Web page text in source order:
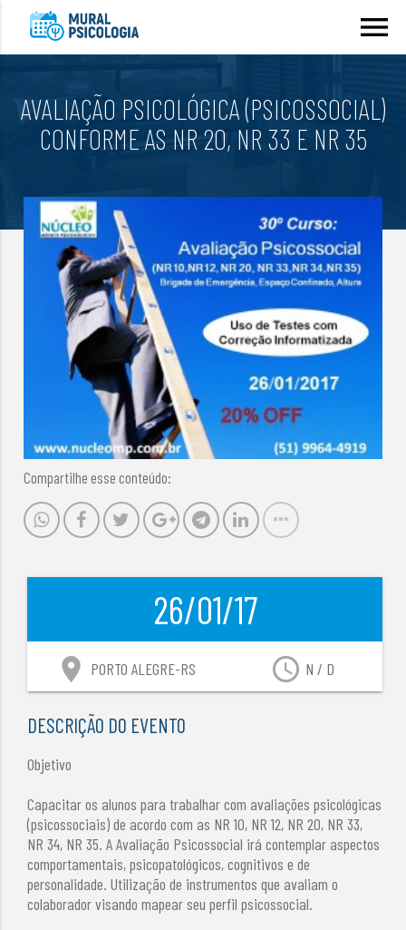
menu
AVALIAÇÃO PSICOLÓGICA (PSICOSSOCIAL)
CONFORME AS NR 20, NR 33 E NR 35
Compartilhe esse conteúdo:
26/01/17
access_time N / D
location_on PORTO ALEGRE-RS
DESCRIÇÃO DO EVENTO
Objetivo
Capacitar os alunos para trabalhar com avaliações psicológicas
(psicossociais) de acordo com as NR 10, NR 12, NR 20, NR 33,
NR 34, NR 35. A Avaliação Psicossocial irá contemplar aspectos
comportamentais, psicopatológicos, cognitivos e de
personalidade. Utilização de instrumentos que avaliam o
colaborador visando mapear seu perfil psicossocial.